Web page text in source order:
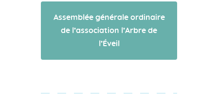
Assemblée générale ordinaire
de l’association l’Arbre de
l’Éveil